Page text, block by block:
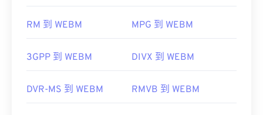
首次發布：1997
實用連結：
Microsoft 瀏覽器沒有內建 WebM 編解碼器。因此，
援 WEBM 檔案。
RM 到 WEBM MPG 到 WEBM
3GPP 到 WEBM DIVX 到 WEBM
DVR-MS 到 WEBM RMVB 到 WEBM